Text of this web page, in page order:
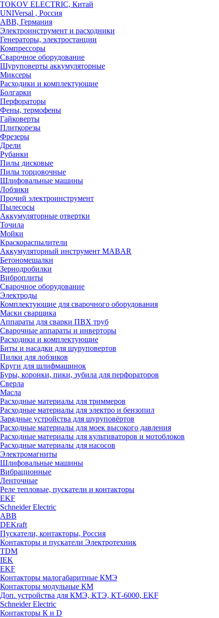
TOKOV ELECTRIC, Китай
UNIVersal , Россия
ABB, Германия
Электроинструмент и расходники
Генераторы, электростанции
Компрессоры
Сварочное оборудование
Шуруповерты аккумуляторные
Миксеры
Расходики и комплектующие
Болгарки
Перфораторы
Фены, термофены
Гайковерты
Плиткорезы
Фрезеры
Дрели
Рубанки
Пилы дисковые
Пилы торцовочные
Шлифовальные машины
Лобзики
Прочий электроинструмент
Пылесосы
Аккумуляторные отвертки
Точила
Мойки
Краскораспылители
Аккумуляторный инструмент MABAR
Бетономешалки
Зернодробилки
Виброплиты
Сварочное оборудование
Электроды
Комплектующие для сварочного оборудования
Маски сварщика
Аппараты для сварки ПВХ труб
Сварочные аппараты и инверторы
Расходики и комплектующие
Биты и насадки для шуруповертов
Пилки для лобзиков
Круги для шлифмашинок
Буры, коронки, пики, зубила для перфораторов
Сверла
Масла
Расходные материалы для триммеров
Расходные материалы для электро и бензопил
Зарядные устройства для шуруповёртов
Расходные материалы для моек высокого давления
Расходные материалы для культиваторов и мотоблоков
Расходные материалы для насосов
Электромагниты
Шлифовальные машины
Вибрационные
Ленточные
Реле тепловые, пускатели и контакторы
EKF
Schneider Electric
ABB
DEKraft
Пускатели, контакторы, Россия
Контакторы и пускатели Электротехник
TDM
IEK
EKF
Контакторы малогабаритные КМЭ
Контакторы модульные КМ
Доп. устройства для КМЭ, КТЭ, КТ-6000, EKF
Schneider Electric
Контакторы К и D